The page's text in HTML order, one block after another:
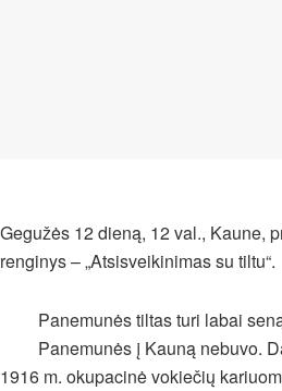
Gegužės 12 dieną, 12 val., Kaune,
renginys – „Atsisveikinimas su tiltu“.
Panemunės tiltas turi labai
Panemunės į Kauną nebuvo.
1916 m. okupacinė vokiečių